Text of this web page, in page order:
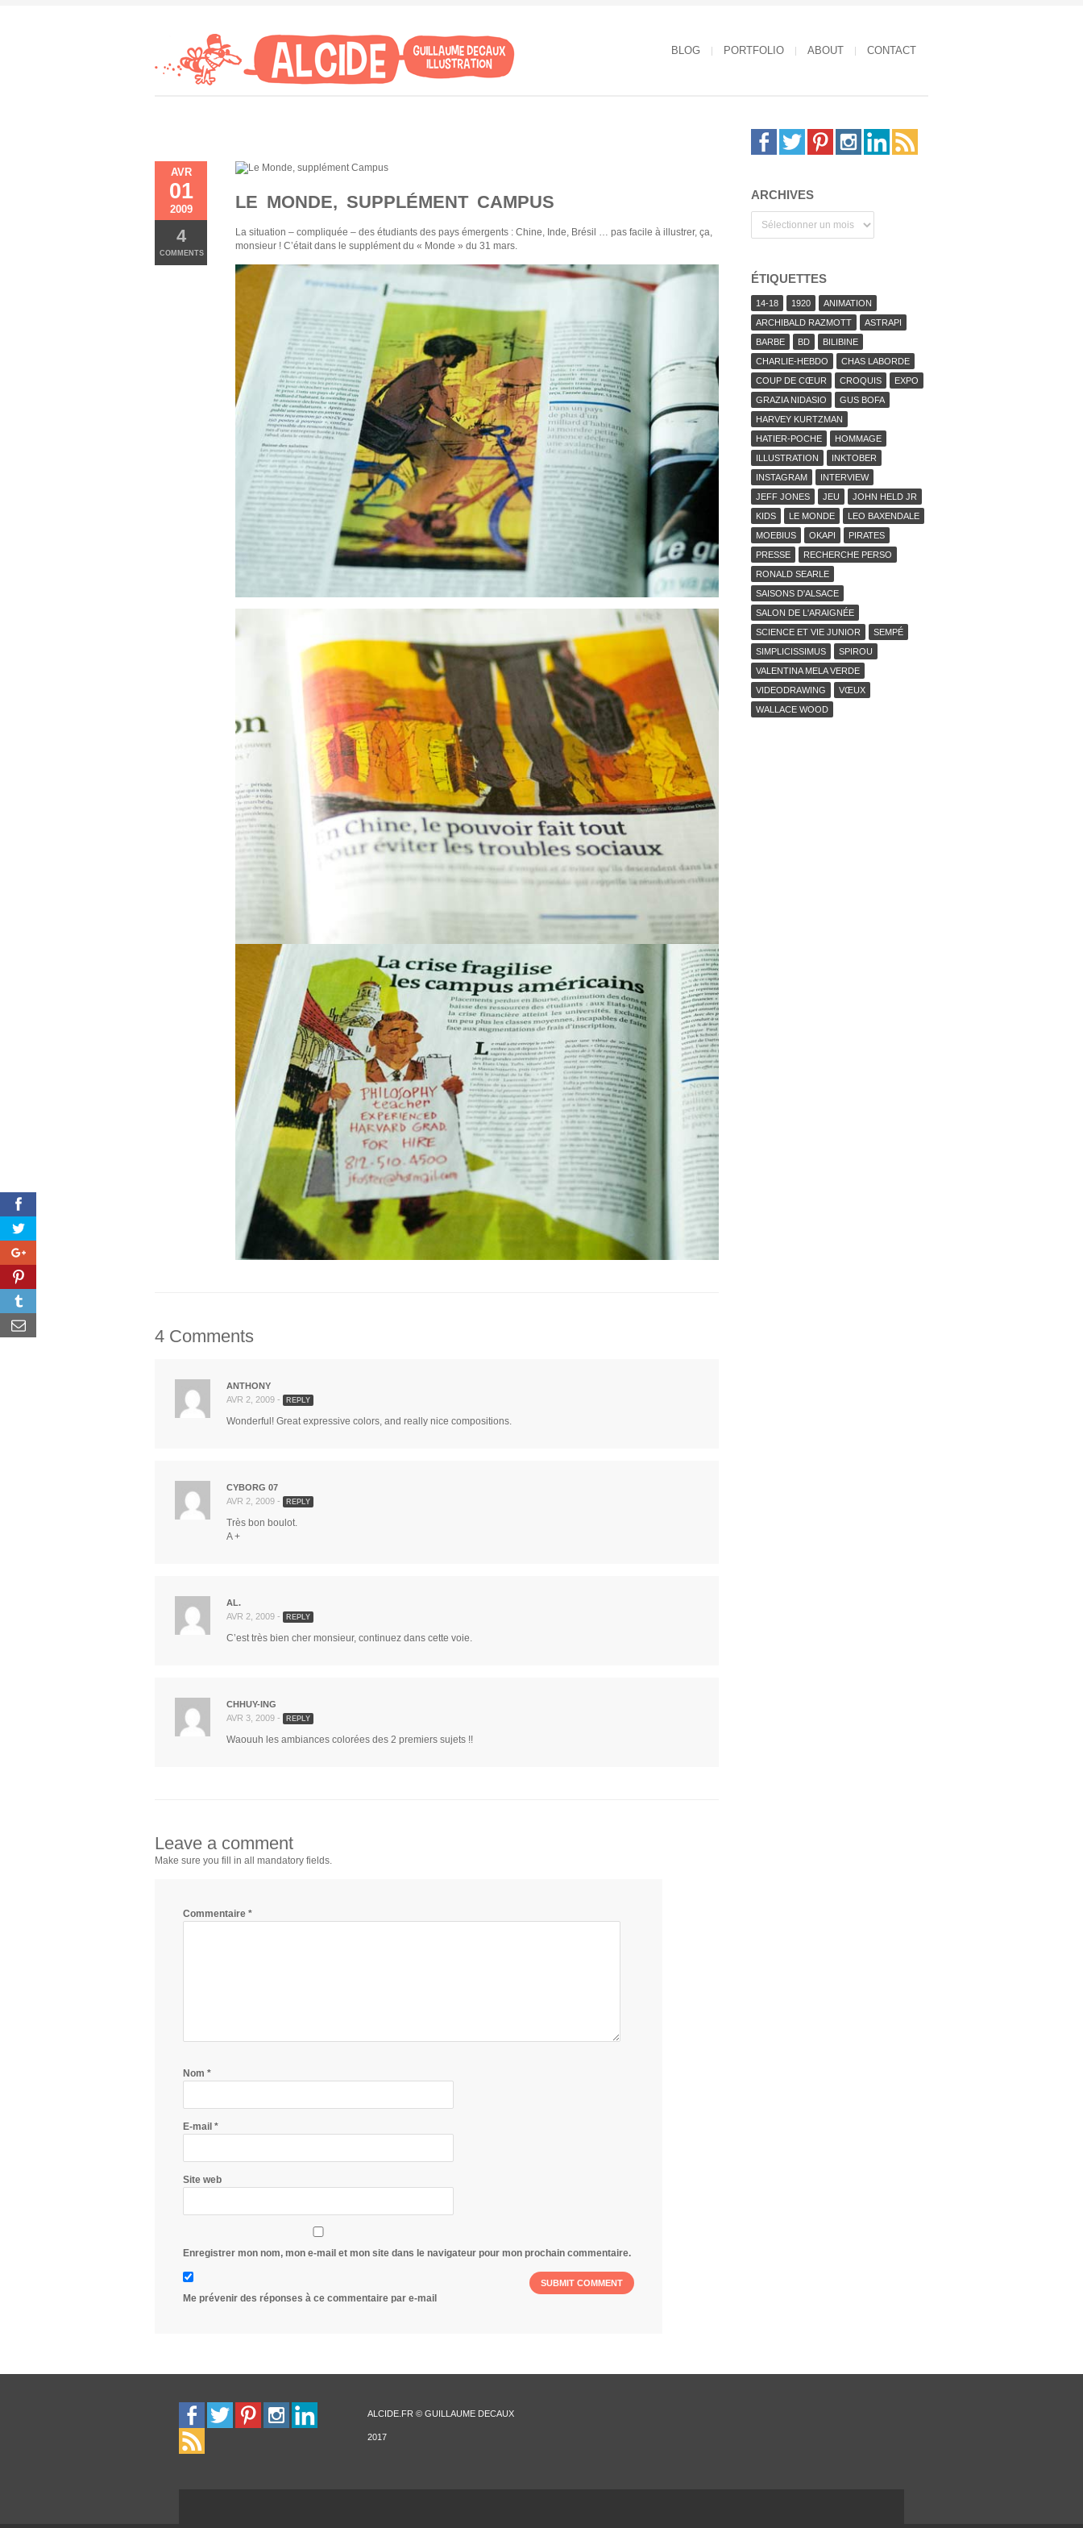
BLOG PORTFOLIO ABOUT CONTACT
AVR
01
2009
4
COMMENTS
LE MONDE, SUPPLÉMENT CAMPUS
La situation – compliquée – des étudiants des pays émergents : Chine, Inde, Brésil … pas facile à illustrer, ça,
monsieur ! C’était dans le supplément du « Monde » du 31 mars.
4 Comments
ANTHONY
AVR 2, 2009 -
REPLY
Wonderful! Great expressive colors, and really nice compositions.
CYBORG 07
AVR 2, 2009 -
REPLY
Très bon boulot.
A +
AL.
AVR 2, 2009 -
REPLY
C’est très bien cher monsieur, continuez dans cette voie.
CHHUY-ING
AVR 3, 2009 -
REPLY
Waouuh les ambiances colorées des 2 premiers sujets !!
Leave a comment
Make sure you fill in all mandatory fields.
Commentaire *
Nom *
E-mail *
Site web
Enregistrer mon nom, mon e-mail et mon site dans le navigateur pour mon prochain commentaire.
Me prévenir des réponses à ce commentaire par e-mail
ARCHIVES
ÉTIQUETTES
14-18 1920
ANIMATION
ARCHIBALD RAZMOTT
ASTRAPI
BARBE
BD
BILIBINE
CHARLIE-HEBDO
CHAS LABORDE
COUP DE CŒUR
CROQUIS
EXPO
GRAZIA NIDASIO
GUS BOFA
HARVEY KURTZMAN
HATIER-POCHE
HOMMAGE
ILLUSTRATION
INKTOBER
INSTAGRAM
INTERVIEW
JEFF JONES
JEU
JOHN HELD JR
KIDS
LE MONDE
LEO BAXENDALE
MOEBIUS
OKAPI
PIRATES
PRESSE
RECHERCHE PERSO
RONALD SEARLE
SAISONS D'ALSACE
SALON DE L'ARAIGNÉE
SCIENCE ET VIE JUNIOR
SEMPÉ
SIMPLICISSIMUS
SPIROU
VALENTINA MELA VERDE
VIDEODRAWING
VŒUX
WALLACE WOOD
ALCIDE.FR © GUILLAUME DECAUX
2017